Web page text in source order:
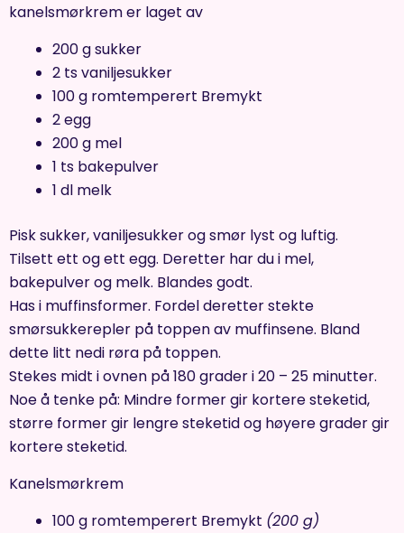
kanelsmørkrem er laget av
200 g sukker
2 ts vaniljesukker
100 g romtemperert Bremykt
2 egg
200 g mel
1 ts bakepulver
1 dl melk
Pisk sukker, vaniljesukker og smør lyst og luftig.
Tilsett ett og ett egg. Deretter har du i mel,
bakepulver og melk. Blandes godt.
Has i muffinsformer. Fordel deretter stekte
smørsukkerepler på toppen av muffinsene. Bland
dette litt nedi røra på toppen.
Stekes midt i ovnen på 180 grader i 20 – 25 minutter.
Noe å tenke på: Mindre former gir kortere steketid,
større former gir lengre steketid og høyere grader gir
kortere steketid.
Kanelsmørkrem
100 g romtemperert Bremykt (200 g)